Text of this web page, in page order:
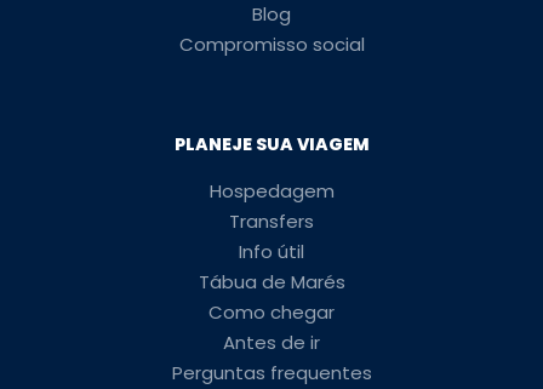
Blog
Compromisso social
PLANEJE SUA VIAGEM
Hospedagem
Transfers
Info útil
Tábua de Marés
Como chegar
Antes de ir
Perguntas frequentes